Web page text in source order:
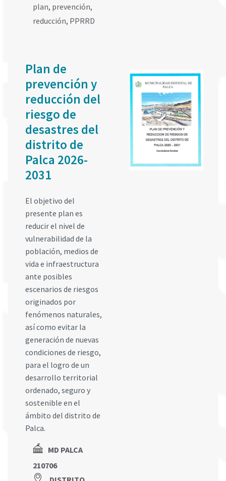
plan, prevención,
reducción, PPRRD
Plan de
prevención y
reducción del
riesgo de
desastres del
distrito de
Palca 2026-
2031
El objetivo del
presente plan es
reducir el nivel de
vulnerabilidad de la
población, medios de
vida e infraestructura
ante posibles
escenarios de riesgos
originados por
fenómenos naturales,
así como evitar la
generación de nuevas
condiciones de riesgo,
para el logro de un
desarrollo territorial
ordenado, seguro y
sostenible en el
ámbito del distrito de
Palca.
MD PALCA
210706